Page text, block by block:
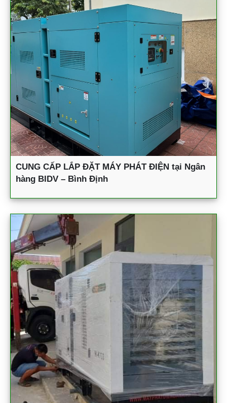
CUNG CẤP LẮP ĐẶT MÁY PHÁT ĐIỆN tại Ngân
hàng BIDV – Bình Định